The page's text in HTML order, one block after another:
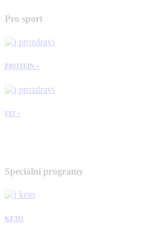
Pro sport
PROTEIN +
FIT +
Speciální programy
KETO